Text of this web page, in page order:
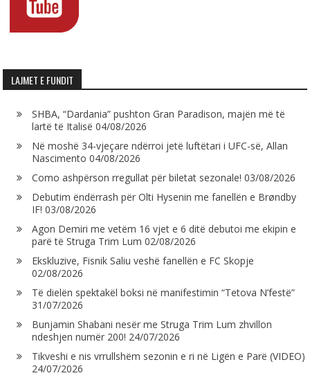
LAJMET E FUNDIT
SHBA, “Dardania” pushton Gran Paradison, majën më të
lartë të Italisë 04/08/2026
Në moshë 34-vjeçare ndërroi jetë luftëtari i UFC-së, Allan
Nascimento 04/08/2026
Como ashpërson rregullat për biletat sezonale! 03/08/2026
Debutim ëndërrash për Olti Hysenin me fanellën e Brøndby
IF! 03/08/2026
Agon Demiri me vetëm 16 vjet e 6 ditë debutoi me ekipin e
parë të Struga Trim Lum 02/08/2026
Ekskluzive, Fisnik Saliu veshë fanellën e FC Skopje
02/08/2026
Të dielën spektakël boksi në manifestimin “Tetova N’festë”
31/07/2026
Bunjamin Shabani nesër me Struga Trim Lum zhvillon
ndeshjen numër 200! 24/07/2026
Tikveshi e nis vrrullshëm sezonin e ri në Ligën e Parë (VIDEO)
24/07/2026